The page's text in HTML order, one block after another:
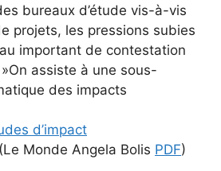
bureaux d’étude vis-à-vis
projets, les pressions subies
important de contestation
assiste à une sous-
des impacts
d’impact
(Le Monde Angela Bolis PDF)